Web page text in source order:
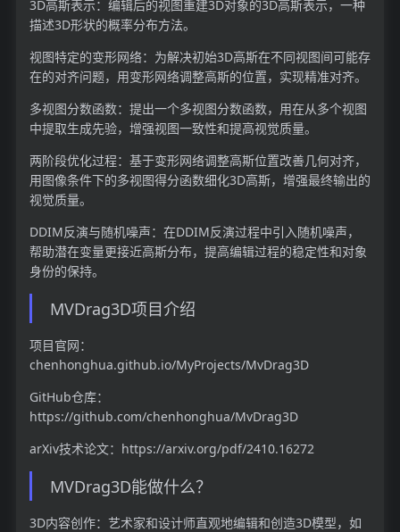
3D高斯表示：编辑后的视图重建3D对象的3D高斯表示，一种
描述3D形状的概率分布方法。
视图特定的变形网络：为解决初始3D高斯在不同视图间可能存
在的对齐问题，用变形网络调整高斯的位置，实现精准对齐。
多视图分数函数：提出一个多视图分数函数，用在从多个视图
中提取生成先验，增强视图一致性和提高视觉质量。
两阶段优化过程：基于变形网络调整高斯位置改善几何对齐，
用图像条件下的多视图得分函数细化3D高斯，增强最终输出的
视觉质量。
DDIM反演与随机噪声：在DDIM反演过程中引入随机噪声，
帮助潜在变量更接近高斯分布，提高编辑过程的稳定性和对象
身份的保持。
MVDrag3D项目介绍
项目官网：
chenhonghua.github.io/MyProjects/MvDrag3D
GitHub仓库：
https://github.com/chenhonghua/MvDrag3D
arXiv技术论文：https://arxiv.org/pdf/2410.16272
MVDrag3D能做什么？
3D内容创作：艺术家和设计师直观地编辑和创造3D模型，如